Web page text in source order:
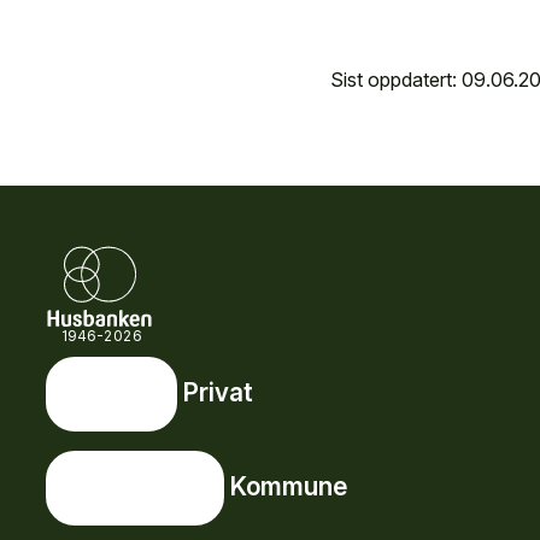
Sist oppdatert:
1946-2026
Snarveier
Privat
Kommune